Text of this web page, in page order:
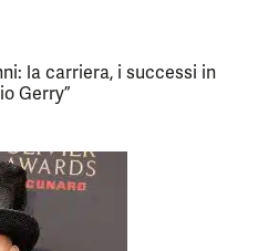
la carriera, i successi in
Gerry”